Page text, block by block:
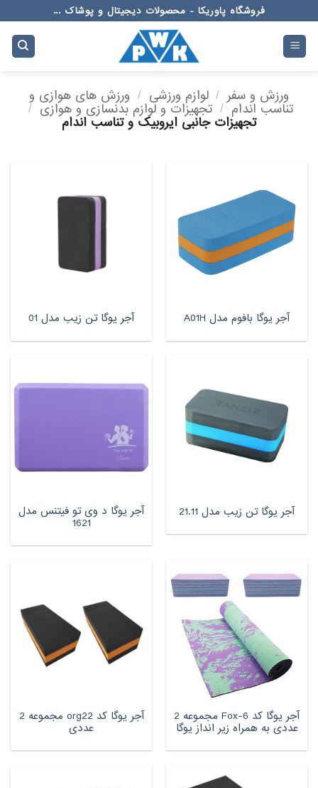
to
content
فروشگاه پاوریکا - محصولات دیجیتال و پوشاک ...
ورزش و سفر / لوازم ورزشی / ورزش های هوازی و
تناسب اندام / تجهیزات و لوازم بدنسازی و هوازی /
تجهیزات جانبی ایروبیک و تناسب اندام
آجر یوگا بافوم مدل A01H آجر یوگا تن زیب مدل 01
آجر یوگا تن زیب مدل 21.11 آجر یوگا د وی تو فیتنس مدل
1621
آجر یوگا کد Fox-6 مجموعه 2
عددی به همراه زیر انداز یوگا
آجر یوگا کد org22 مجموعه 2
عددی